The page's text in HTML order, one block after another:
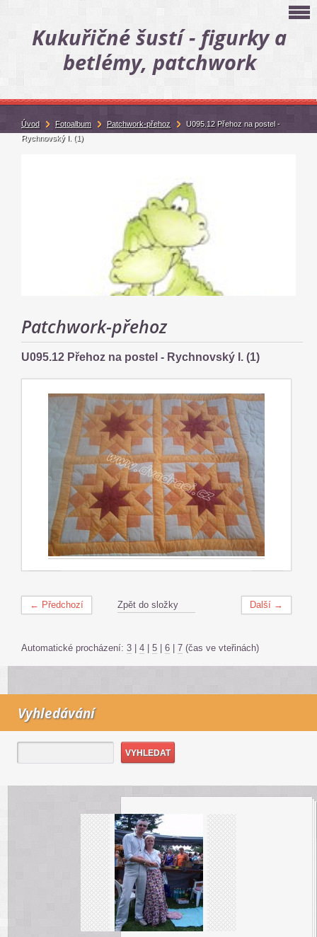
Kukuřičné šustí - figurky a
betlémy, patchwork
Patchwork-přehoz
U095.12 Přehoz na postel - Rychnovský I. (1)
← Předchozí Další →
Zpět do složky
Automatické procházení: 3 | 4 | 5 | 6 | 7 (čas ve vteřinách)
Vyhledávání
Úvod Fotoalbum Patchwork-přehoz
U095.12 Přehoz na postel -
Rychnovský I. (1)